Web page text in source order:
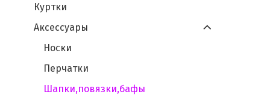
Куртки
Аксессуары
Носки
Перчатки
Шапки,повязки,бафы